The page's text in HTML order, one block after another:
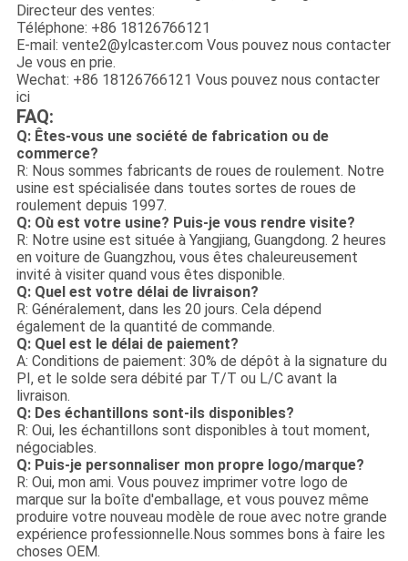
Directeur des ventes:
Téléphone: +86 18126766121
E-mail: vente2@ylcaster.com Vous pouvez nous contacter
Je vous en prie.
Wechat: +86 18126766121 Vous pouvez nous contacter
ici
FAQ:
Q: Êtes-vous une société de fabrication ou de
commerce?
R: Nous sommes fabricants de roues de roulement. Notre
usine est spécialisée dans toutes sortes de roues de
roulement depuis 1997.
Q: Où est votre usine? Puis-je vous rendre visite?
R: Notre usine est située à Yangjiang, Guangdong. 2 heures
en voiture de Guangzhou, vous êtes chaleureusement
invité à visiter quand vous êtes disponible.
Q: Quel est votre délai de livraison?
R: Généralement, dans les 20 jours. Cela dépend
également de la quantité de commande.
Q: Quel est le délai de paiement?
A: Conditions de paiement: 30% de dépôt à la signature du
PI, et le solde sera débité par T/T ou L/C avant la
livraison.
Q: Des échantillons sont-ils disponibles?
R: Oui, les échantillons sont disponibles à tout moment,
négociables.
Q: Puis-je personnaliser mon propre logo/marque?
R: Oui, mon ami. Vous pouvez imprimer votre logo de
marque sur la boîte d'emballage, et vous pouvez même
produire votre nouveau modèle de roue avec notre grande
expérience professionnelle.Nous sommes bons à faire les
choses OEM.